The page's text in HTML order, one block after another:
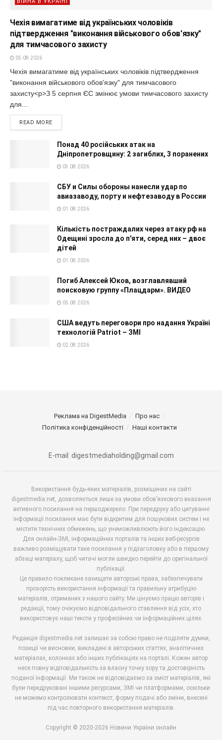
Чехія вимагатиме від українських чоловіків
підтвердження "виконання військового обов'язку"
для тимчасового захисту
05.08.2026
Чехія вимагатиме від українських чоловіків підтвердження
"виконання військового обов'язку" для тимчасового
захисту<p>З 5 серпня ЄС змінює умови тимчасового захисту
для...
READ MORE
Понад 40 російських атак на
Дніпропетровщину: 2 загиблих, 3 поранених
03.08.2026
СБУ и Силы обороны нанесли удар по
авиазаводу, порту и нефтезаводу в России
01.08.2026
Кількість постраждалих через атаку рф на
Одещині зросла до п'яти, серед них – двоє
дітей
01.08.2026
Погиб Алексей Юков, возглавлявший
поисковую группу «Плацдарм». ВИДЕО
05.08.2026
США ведуть переговори про надання Україні
технологій Patriot – ЗМІ
02.08.2026
Реклама на DigestMedia
Про нас
Політика конфіденційності
Наші контакти
E-mail: digestmediaholding@gmail.com
Використання будь-яких матеріалів, розміщених на сайті
digestmedia.net, дозволяється лише за умови обов’язкового вказання
активного посилання на першоджерело. При передруку або цитуванні
інформації посилання має бути відкритим для пошукових систем і не
містити технічних обмежень, що унеможливлюють його індексацію.
Для онлайн-ЗМІ, інформаційних порталів та інших веб-ресурсів
важливо розміщувати таке посилання у підзаголовку або в першому
абзаці матеріалу, щоб читачі могли швидко перейти до оригінальної
публікації.
Це правило покликане захищати авторські права, забезпечувати
прозорість використання інформації та правильну атрибуцію
матеріалів, отриманих з нашого сайту. Ми цінуємо працю авторів і
редакції, тому очікуємо відповідального ставлення від усіх, хто
використовує наші тексти у професійних чи інформаційних цілях.
Редакція digestmedia.net залишає за собою право не поділяти думки,
позиції чи висновки, викладені в авторських статтях, аналітичних
матеріалах, колонках або інших публікаціях на порталі. Кожен автор
несе повну відповідальність за власну точку зору та достовірність
поданої інформації. Ми також не відповідаємо за зміст матеріалів, які
були передруковані іншими ресурсами, ЗМІ чи платформами, оскільки
не можемо контролювати контекст, форму подачі або зміни, внесені
під час повторного використання матеріалів.
Copyright © 2020-2026 Новини України онлайн